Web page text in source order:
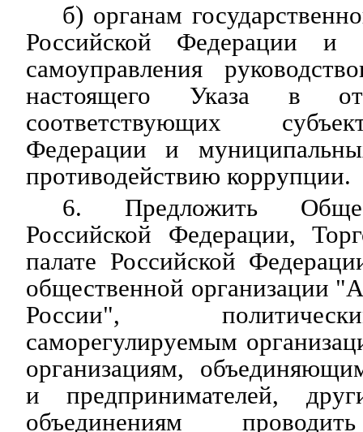
б) органам
Российской Федерации и
самоуправления
настоящего Указа в
соответствующих
Федерации и
противодействию коррупции.
6. Предложить
Российской Федерации,
палате Российской
общественной организации
России",
саморегулируемым
организациям,
и предпринимателей,
объединениям